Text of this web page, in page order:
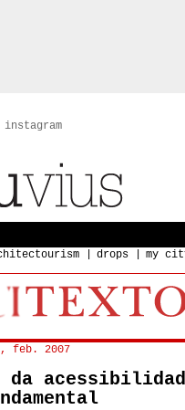
instagram
drops my
feb. 2007
da